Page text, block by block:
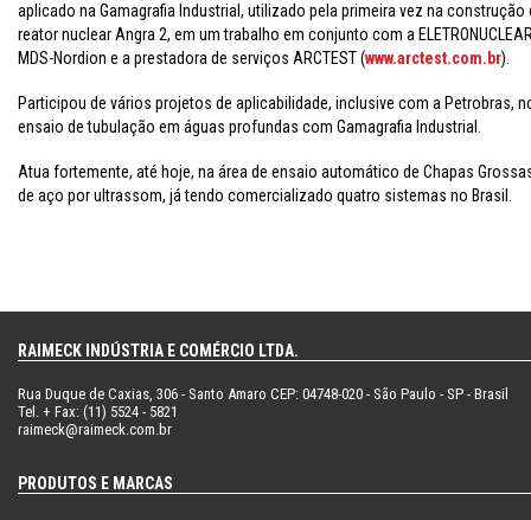
aplicado na Gamagrafia Industrial, utilizado pela primeira vez na construção
reator nuclear Angra 2, em um trabalho em conjunto com a
MDS-Nordion e a prestadora de serviços ARCTEST (www.arctest.com.br).
Participou de vários projetos de aplicabilidade, inclusive com a Petrobras,
ensaio de tubulação em águas profundas com Gamagrafia Industrial.
Atua fortemente, até hoje, na área de ensaio automático de Chapas
de aço por ultrassom, já tendo comercializado quatro sistemas no Brasil.
RAIMECK INDÚSTRIA E COMÉRCIO LTDA.
Rua Duque de Caxias, 306 - Santo Amaro CEP: 04748-020 - São Paulo - SP - Brasil
Tel. + Fax: (11) 5524 - 5821
raimeck@raimeck.com.br
PRODUTOS E MARCAS